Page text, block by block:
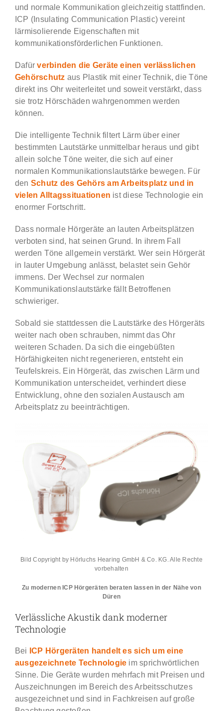
und normale Kommunikation gleichzeitig stattfinden.
ICP (Insulating Communication Plastic) vereint
lärmisolierende Eigenschaften mit
kommunikationsförderlichen Funktionen.
Dafürverbinden die Geräte einen verlässlichen
Gehörschutz aus Plastik mit einer Technik, die Töne
direkt ins Ohr weiterleitet und soweit verstärkt, dass
sie trotz Hörschäden wahrgenommen werden
können.
Die intelligente Technik filtert Lärm über einer
bestimmten Lautstärke unmittelbar heraus und gibt
allein solche Töne weiter, die sich auf einer
normalen Kommunikationslautstärke bewegen. Für
den Schutz des Gehörs am Arbeitsplatz und in
vielen Alltagssituationen ist diese Technologie ein
enormer Fortschritt.
Dass normale Hörgeräte an lauten Arbeitsplätzen
verboten sind, hat seinen Grund. In ihrem Fall
werden Töne allgemein verstärkt. Wer sein Hörgerät
in lauter Umgebung anlässt, belastet sein Gehör
immens. Der Wechsel zur normalen
Kommunikationslautstärke fällt Betroffenen
schwieriger.
Sobald sie stattdessen die Lautstärke des Hörgeräts
weiter nach oben schrauben, nimmt das Ohr
weiteren Schaden. Da sich die eingebüßten
Hörfähigkeiten nicht regenerieren, entsteht ein
Teufelskreis. Ein Hörgerät, das zwischen Lärm und
Kommunikation unterscheidet, verhindert diese
Entwicklung, ohne den sozialen Austausch am
Arbeitsplatz zu beeinträchtigen.
Bild Copyright by Hörluchs Hearing GmbH & Co. KG. Alle Rechte
vorbehalten
Zu modernen ICP Hörgeräten beraten lassen in der Nähe von
Düren
Verlässliche Akustik dank moderner
Technologie
Bei ICP Hörgeräten handelt es sich um eine
ausgezeichnete Technologie im sprichwörtlichen
Sinne. Die Geräte wurden mehrfach mit Preisen und
Auszeichnungen im Bereich des Arbeitsschutzes
ausgezeichnet und sind in Fachkreisen auf große